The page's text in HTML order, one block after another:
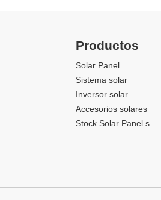
Productos
Solar Panel
Sistema solar
Inversor solar
Accesorios solares
Stock Solar Panel s